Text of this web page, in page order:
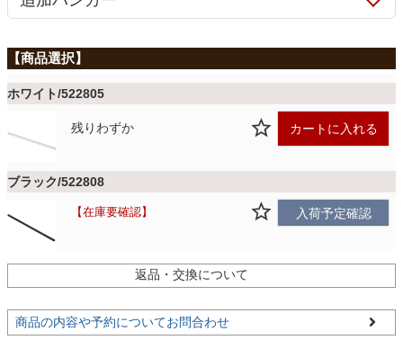
ファブリック
ラグ
収納用品
ホワイト/522805
残りわずか カートに入れる
ブラック/522808
在庫要確認 入荷予定確認
返品・交換について
商品の内容や予約についてお問合わせ